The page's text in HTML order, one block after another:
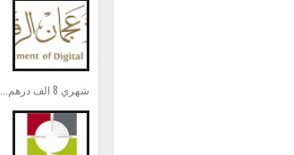
شهري 8 الف درهم...